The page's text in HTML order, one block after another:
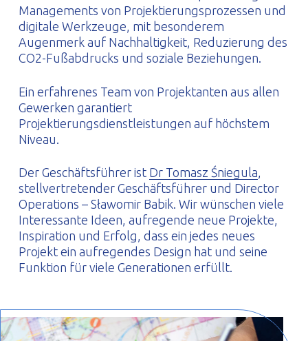
Managements von Projektierungsprozessen und
digitale Werkzeuge, mit besonderem
Augenmerk auf Nachhaltigkeit, Reduzierung des
CO2-Fußabdrucks und soziale Beziehungen.
Ein erfahrenes Team von Projektanten aus allen
Gewerken garantiert
Projektierungsdienstleistungen auf höchstem
Niveau.
Der Geschäftsführer ist Dr Tomasz Śniegula,
stellvertretender Geschäftsführer und Director
Operations – Sławomir Babik. Wir wünschen viele
Interessante Ideen, aufregende neue Projekte,
Inspiration und Erfolg, dass ein jedes neues
Projekt ein aufregendes Design hat und seine
Funktion für viele Generationen erfüllt.